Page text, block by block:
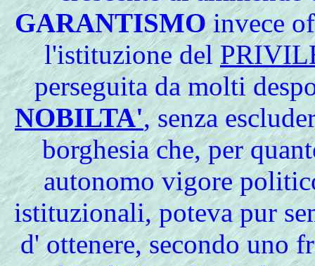
GARANTISMOinvece
l'istituzione del
perseguita da molti
NOBILTA', senza
borghesia che, per
autonomo vigore
istituzionali, poteva pur
d' ottenere, secondo uno